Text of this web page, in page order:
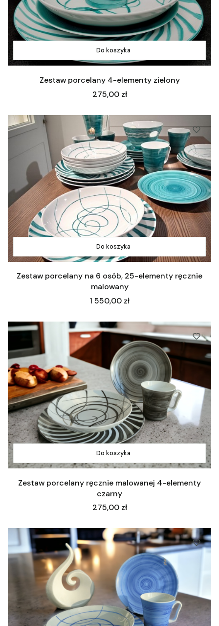
Do koszyka
Zestaw porcelany 4-elementy zielony
Cena
275,00 zł
Do koszyka
Zestaw porcelany na 6 osób, 25-elementy ręcznie
malowany
Cena
1 550,00 zł
Do koszyka
Zestaw porcelany ręcznie malowanej 4-elementy
czarny
Cena
275,00 zł